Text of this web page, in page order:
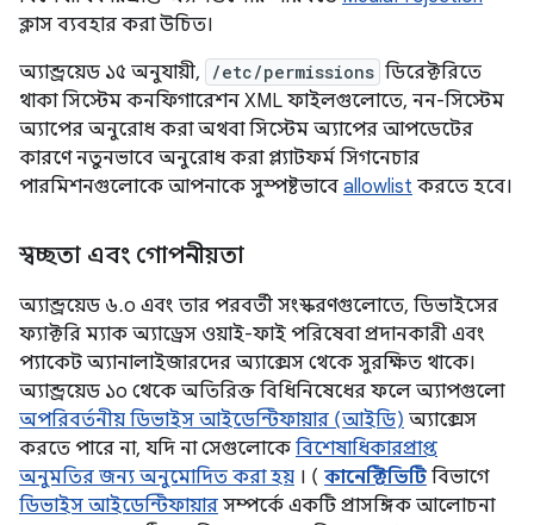
ক্লাস ব্যবহার করা উচিত।
অ্যান্ড্রয়েড ১৫ অনুযায়ী,
/etc/permissions ডিরেক্টরিতে
থাকা সিস্টেম কনফিগারেশন XML ফাইলগুলোতে, নন-সিস্টেম
অ্যাপের অনুরোধ করা অথবা সিস্টেম অ্যাপের আপডেটের
কারণে নতুনভাবে অনুরোধ করা প্ল্যাটফর্ম সিগনেচার
পারমিশনগুলোকে আপনাকে সুস্পষ্টভাবে allowlist করতে হবে।
স্বচ্ছতা এবং গোপনীয়তা
অ্যান্ড্রয়েড ৬.০ এবং তার পরবর্তী সংস্করণগুলোতে, ডিভাইসের
ফ্যাক্টরি ম্যাক অ্যাড্রেস ওয়াই-ফাই পরিষেবা প্রদানকারী এবং
প্যাকেট অ্যানালাইজারদের অ্যাক্সেস থেকে সুরক্ষিত থাকে।
অ্যান্ড্রয়েড ১০ থেকে অতিরিক্ত বিধিনিষেধের ফলে অ্যাপগুলো
অপরিবর্তনীয় ডিভাইস আইডেন্টিফায়ার (আইডি) অ্যাক্সেস
করতে পারে না, যদি না সেগুলোকে বিশেষাধিকারপ্রাপ্ত
অনুমতির জন্য অনুমোদিত করা হয় । ( কানেক্টিভিটি বিভাগে
ডিভাইস আইডেন্টিফায়ার সম্পর্কে একটি প্রাসঙ্গিক আলোচনা